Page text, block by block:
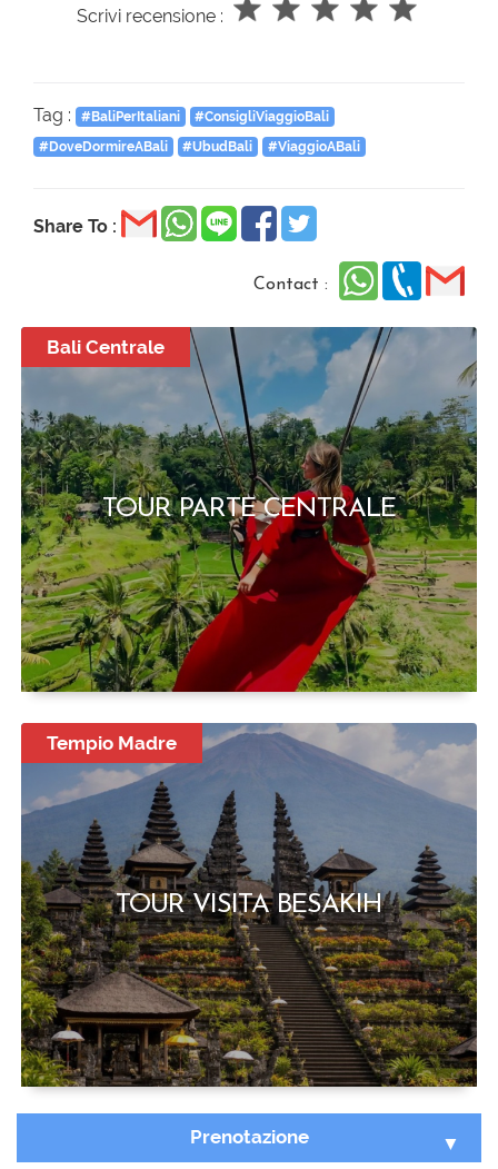
Scrivi recensione :
Tag : #BaliPerItaliani
#ConsigliViaggioBali
#DoveDormireABali
#UbudBali #ViaggioABali
Share To :
Contact :
TOUR PARTE CENTRALE
Bali Centrale
TOUR VISITA BESAKIH
Tempio Madre
Prenotazione